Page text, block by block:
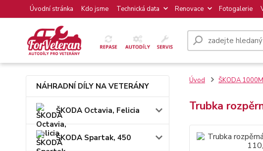
Úvodní stránka Kdo jsme Technická data Renovace Fotogalerie
NÁHRADNÍ DÍLY NA VETERÁNY
ŠKODA Octavia, Felicia
ŠKODA Spartak, 450
Úvod ŠKODA
Trubka